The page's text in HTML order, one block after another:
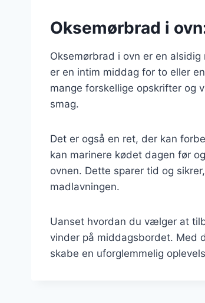
Oksemørbrad i
Oksemørbrad i ovn er en
er en intim middag for to eller
mange forskellige opskrifter og
smag.
Det er også en ret, der kan
kan marinere kødet dagen før
ovnen. Dette sparer tid og
madlavningen.
Uanset hvordan du vælger at
vinder på middagsbordet. Med
skabe en uforglemmelig